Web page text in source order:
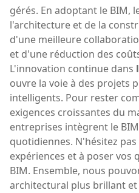
gérés. En adoptant le BIM,
l'architecture et de la
d'une meilleure
et d'une réduction des
L'innovation continue dans
ouvre la voie à des projets
intelligents. Pour rester
exigences croissantes du
entreprises intègrent le
quotidiennes. N'hésitez
expériences et à poser
BIM. Ensemble, nous
architectural plus brillant et